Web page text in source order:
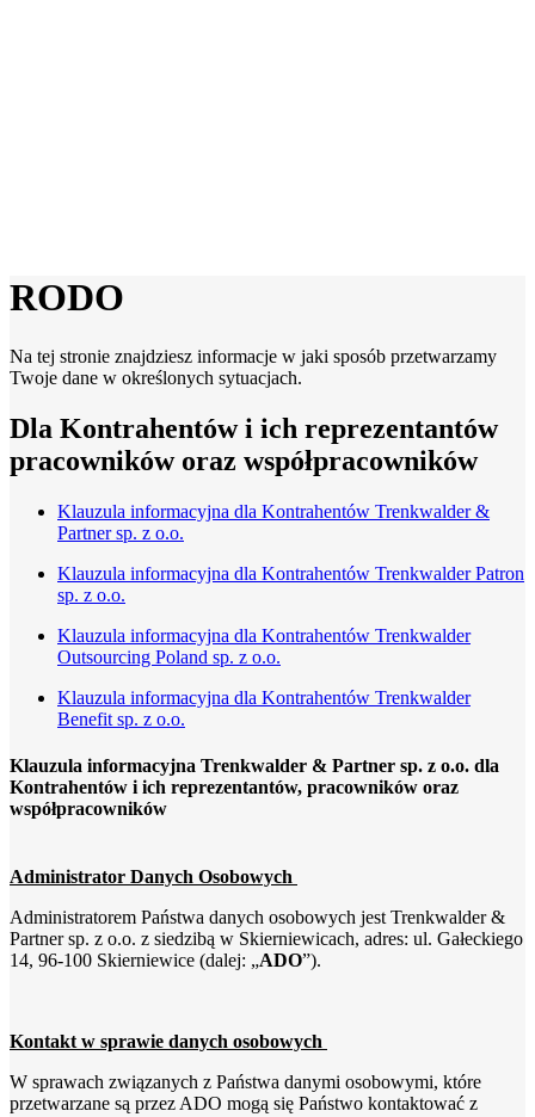
RODO
Na tej stronie znajdziesz informacje w jaki sposób przetwarzamy
Twoje dane w określonych sytuacjach.
Dla Kontrahentów i ich reprezentantów
pracowników oraz współpracowników
Klauzula informacyjna dla Kontrahentów Trenkwalder &
Partner sp. z o.o.
Klauzula informacyjna dla Kontrahentów Trenkwalder Patron
sp. z o.o.
Klauzula informacyjna dla Kontrahentów Trenkwalder
Outsourcing Poland sp. z o.o.
Klauzula informacyjna dla Kontrahentów Trenkwalder
Benefit sp. z o.o.
Klauzula informacyjna Trenkwalder & Partner sp. z o.o. dla
Kontrahentów i ich reprezentantów, pracowników oraz
współpracowników
Administrator Danych Osobowych
Administratorem Państwa danych osobowych jest Trenkwalder &
Partner sp. z o.o. z siedzibą w Skierniewicach, adres: ul. Gałeckiego
14, 96-100 Skierniewice (dalej: „ADO”).
Kontakt w sprawie danych osobowych
W sprawach związanych z Państwa danymi osobowymi, które
przetwarzane są przez ADO mogą się Państwo kontaktować z